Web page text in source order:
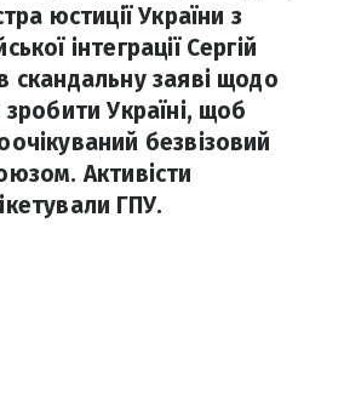
юстиції України з
інтеграції Сергій
скандальну заяві щодо
Україні, щоб
безвізовий
Активісти
ГПУ.